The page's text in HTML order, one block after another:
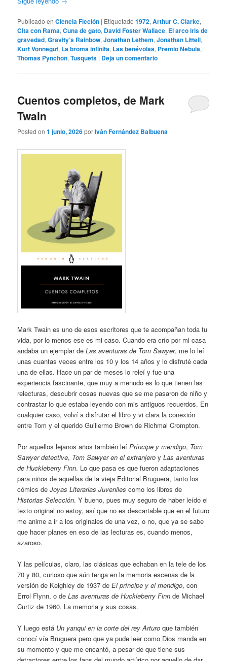
Publicado en Ciencia Ficción | Etiquetado 1972,Arthur C. Clarke,
Cita con Rama,Cuna de gato, David Foster Wallace, El arco iris de
gravedad,Gravity’s Rainbow,Jonathan Lethem,Jonathan Littell,
Kurt Vonnegut, La broma infinita, Las benévolas, Premio Nebula,
Thomas Pynchon,Tusquets | Deja un comentario
Cuentos completos, de Mark
Twain
Posted on1 junio, 2026porIván Fernández Balbuena
Mark Twain es uno de esos escritores que te acompañan toda tu
vida, por lo menos ese es mi caso. Cuando era crío por mi casa
andaba un ejemplar deLas aventuras de Tom Sawyer, me lo leí
unas cuantas veces entre los 10 y los 14 años y lo disfruté cada
una de ellas. Hace un par de meses lo releí y fue una
experiencia fascinante, que muy a menudo es lo que tienen las
relecturas, descubrir cosas nuevas que se me pasaron de niño y
contrastar lo que estaba leyendo con mis antiguos recuerdos. En
cualquier caso, volví a disfrutar el libro y vi clara la conexión
entre Tom y el querido Guillermo Brown de Richmal Crompton.
Por aquellos lejanos años también leíPríncipe y mendigo, Tom
Sawyer detective, Tom Sawyer en el extranjero yLas aventuras
de Huckleberry Finn. Lo que pasa es que fueron adaptaciones
para niños de aquellas de la vieja Editorial Bruguera, tanto los
cómics deJoyas Literarias Juveniles como los libros de
Historias Selección. Y bueno, pues muy seguro de haber leído el
texto original no estoy, así que no es descartable que en el futuro
me anime a ir a los originales de una vez, o no, que ya se sabe
que hacer planes en eso de las lecturas es, cuando menos,
azaroso.
Y las películas, claro, las clásicas que echaban en la tele de los
70 y 80, curioso que aún tenga en la memoria escenas de la
versión de Keighley de 1937 deEl príncipe y el mendigo, con
Errol Flynn, o deLas aventuras de Huckleberry Finn de Michael
Curtiz de 1960. La memoria y sus cosas.
Y luego está Un yanqui en la corte del rey Arturo que también
conocí vía Bruguera pero que ya pude leer como Dios manda en
su momento y que me encantó, a pesar de que tiene sus